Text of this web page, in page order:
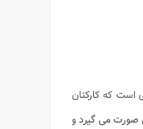
است که کارکنان
صورت می گیرد و